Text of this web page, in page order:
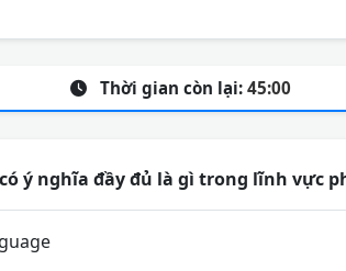
Thời gian còn lại: 45:00
ý nghĩa đầy đủ là gì trong lĩnh vực